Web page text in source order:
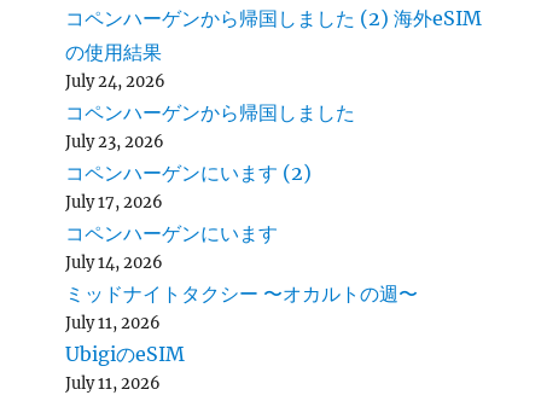
コペンハーゲンから帰国しました (2) 海外eSIM
の使用結果
July 24, 2026
コペンハーゲンから帰国しました
July 23, 2026
コペンハーゲンにいます (2)
July 17, 2026
コペンハーゲンにいます
July 14, 2026
ミッドナイトタクシー 〜オカルトの週〜
July 11, 2026
UbigiのeSIM
July 11, 2026